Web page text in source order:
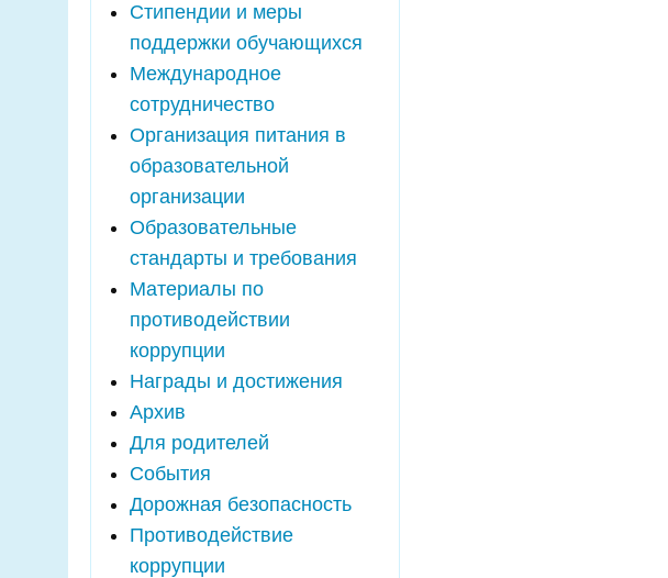
Стипендии и меры
поддержки обучающихся
Международное
сотрудничество
Организация питания в
образовательной
организации
Образовательные
стандарты и требования
Материалы по
противодействии
коррупции
Награды и достижения
Архив
Для родителей
События
Дорожная безопасность
Противодействие
коррупции